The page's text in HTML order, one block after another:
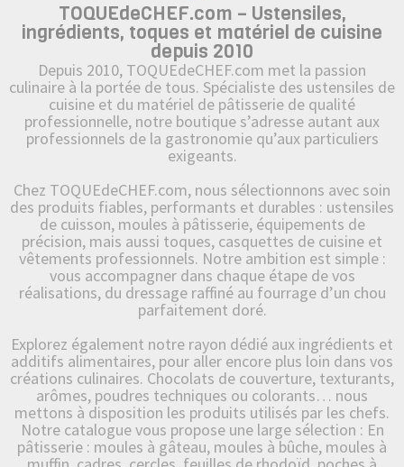
TOQUEdeCHEF.com – Ustensiles,
ingrédients, toques et matériel de cuisine
depuis 2010
Depuis 2010, TOQUEdeCHEF.com met la passion
culinaire à la portée de tous. Spécialiste des ustensiles de
cuisine et du matériel de pâtisserie de qualité
professionnelle, notre boutique s’adresse autant aux
professionnels de la gastronomie qu’aux particuliers
exigeants.
Chez TOQUEdeCHEF.com, nous sélectionnons avec soin
des produits fiables, performants et durables : ustensiles
de cuisson, moules à pâtisserie, équipements de
précision, mais aussi toques, casquettes de cuisine et
vêtements professionnels. Notre ambition est simple :
vous accompagner dans chaque étape de vos
réalisations, du dressage raffiné au fourrage d’un chou
parfaitement doré.
Explorez également notre rayon dédié aux ingrédients et
additifs alimentaires, pour aller encore plus loin dans vos
créations culinaires. Chocolats de couverture, texturants,
arômes, poudres techniques ou colorants… nous
mettons à disposition les produits utilisés par les chefs.
Notre catalogue vous propose une large sélection : En
pâtisserie : moules à gâteau, moules à bûche, moules à